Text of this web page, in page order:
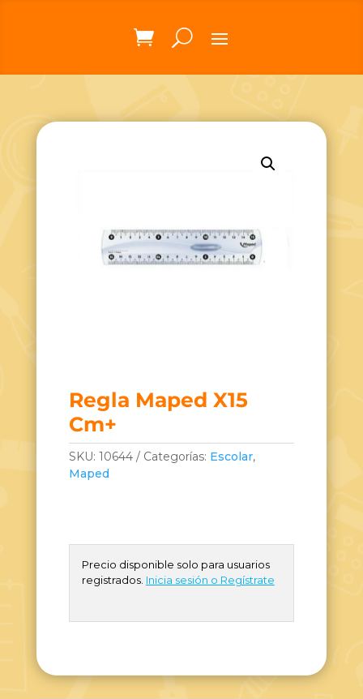
Regla Maped X15
Cm+
SKU: 10644 Categorías: Escolar,
Maped
Precio disponible solo para usuarios
registrados. Inicia sesión o Regístrate